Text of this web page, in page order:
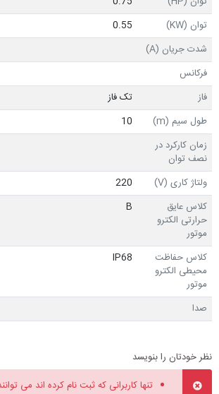
توان (KW)
0.55
شدت جریان (A)
فرکانس
فاز
تک فاز
طول سیم (m)
10
زمان کارکرد در
نصف توان
ولتاژ کاری (V)
220
کلاس عایق
حرارتی الکترو
موتور
B
کلاس حفاظت
محیطی الکترو
موتور
IP68
صدا
نظر خودتان را بنویسد
تنها کاربرانی که ثبت نام کرده اند می